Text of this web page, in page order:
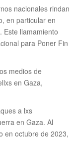
nacionales rindan
en particular en
Este llamamiento
para Poner Fin
medios de
en Gaza,
a lxs
en Gaza. Al
en octubre de 2023,